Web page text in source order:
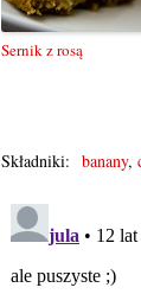
Sernik z rosą
Składniki: banany,